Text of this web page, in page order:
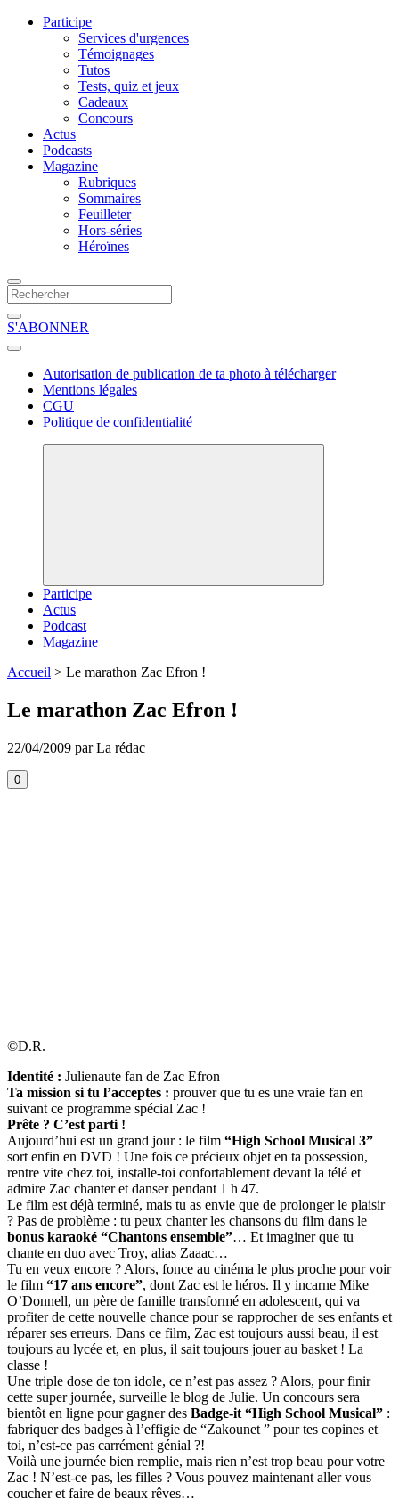
Participe
Services d'urgences
Témoignages
Tutos
Tests, quiz et jeux
Cadeaux
Concours
Actus
Podcasts
Magazine
Rubriques
Sommaires
Feuilleter
Hors-séries
Héroïnes
S'ABONNER
Autorisation de publication de ta photo à télécharger
Mentions légales
CGU
Politique de confidentialité
Participe
Actus
Podcast
Magazine
Accueil > Le marathon Zac Efron !
Le marathon Zac Efron !
22/04/2009 par La rédac
0
©D.R.
Identité : Julienaute fan de Zac Efron
Ta mission si tu l’acceptes : prouver que tu es une vraie fan en
suivant ce programme spécial Zac !
Prête ? C’est parti !
Aujourd’hui est un grand jour : le film “High School Musical 3”
sort enfin en DVD ! Une fois ce précieux objet en ta possession,
rentre vite chez toi, installe-toi confortablement devant la télé et
admire Zac chanter et danser pendant 1 h 47.
Le film est déjà terminé, mais tu as envie que de prolonger le plaisir
? Pas de problème : tu peux chanter les chansons du film dans le
bonus karaoké “Chantons ensemble”… Et imaginer que tu
chante en duo avec Troy, alias Zaaac…
Tu en veux encore ? Alors, fonce au cinéma le plus proche pour voir
le film “17 ans encore”, dont Zac est le héros. Il y incarne Mike
O’Donnell, un père de famille transformé en adolescent, qui va
profiter de cette nouvelle chance pour se rapprocher de ses enfants et
réparer ses erreurs. Dans ce film, Zac est toujours aussi beau, il est
toujours au lycée et, en plus, il sait toujours jouer au basket ! La
classe !
Une triple dose de ton idole, ce n’est pas assez ? Alors, pour finir
cette super journée, surveille le blog de Julie. Un concours sera
bientôt en ligne pour gagner des Badge-it “High School Musical” :
fabriquer des badges à l’effigie de “Zakounet ” pour tes copines et
toi, n’est-ce pas carrément génial ?!
Voilà une journée bien remplie, mais rien n’est trop beau pour votre
Zac ! N’est-ce pas, les filles ? Vous pouvez maintenant aller vous
coucher et faire de beaux rêves…